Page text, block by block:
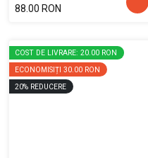
88.00 RON
COST DE LIVRARE: 20.00 RON
ECONOMISIȚI 30.00 RON
20% REDUCERE